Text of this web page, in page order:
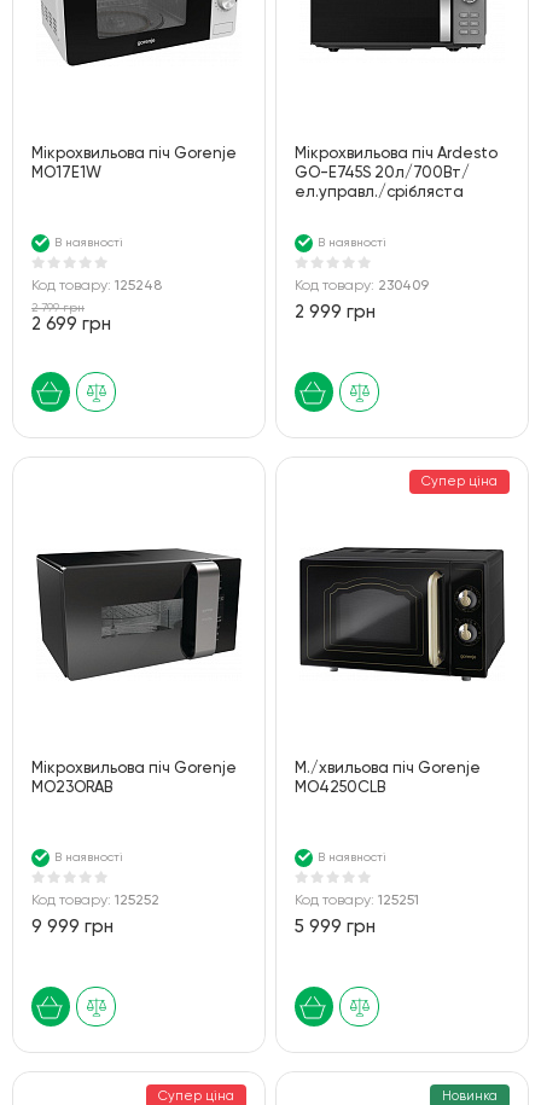
Мікрохвильова піч Gorenje
MO17E1W
В наявності
Код товару: 125248
2 799 грн
2 699 грн
Мiкрохвильова пiч Ardesto
GO-E745S 20л/700Вт/
ел.управл./срібляста
В наявності
Код товару: 230409
2 999 грн
Мікрохвильова піч Gorenje
MO23ORAB
В наявності
Код товару: 125252
9 999 грн
Супер ціна
М./хвильова піч Gorenje
MO4250CLB
В наявності
Код товару:125251
5 999 грн
Супер ціна Новинка